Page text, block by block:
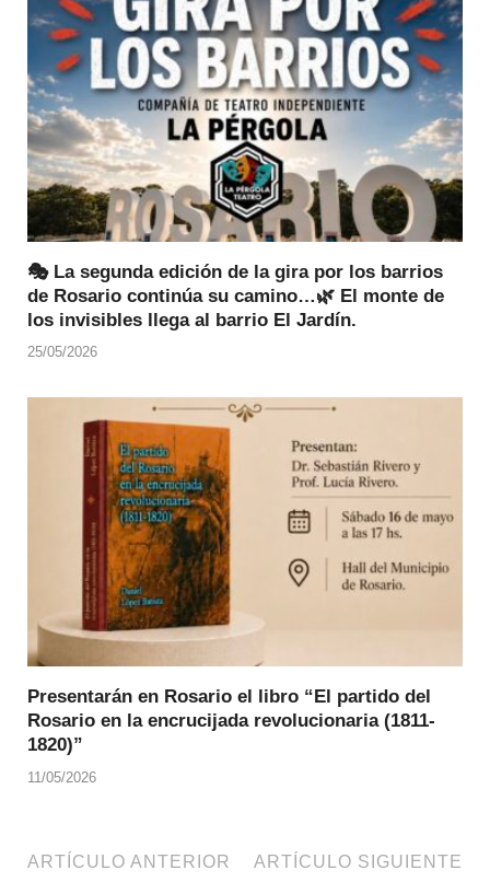
🎭 La segunda edición de la gira por los barrios
de Rosario continúa su camino…🌿 El monte de
los invisibles llega al barrio El Jardín.
25/05/2026
Presentarán en Rosario el libro “El partido del
Rosario en la encrucijada revolucionaria (1811-
1820)”
11/05/2026
ARTÍCULO ANTERIOR ARTÍCULO SIGUIENTE